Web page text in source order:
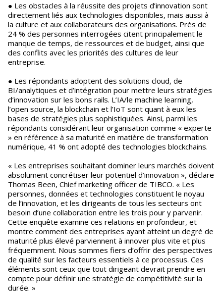
● Les obstacles à la réussite des projets d’innovation sont
directement liés aux technologies disponibles, mais aussi à
la culture et aux collaborateurs des organisations. Près de
24 % des personnes interrogées citent principalement le
manque de temps, de ressources et de budget, ainsi que
des conflits avec les priorités des cultures de leur
entreprise.
● Les répondants adoptent des solutions cloud, de
BI/analytiques et d’intégration pour mettre leurs stratégies
d’innovation sur les bons rails. L’IA/le machine learning,
l’open source, la blockchain et l’IoT sont quant à eux les
bases de stratégies plus sophistiquées. Ainsi, parmi les
répondants considérant leur organisation comme « experte
» en référence à sa maturité en matière de transformation
numérique, 41 % ont adopté des technologies blockchains.
« Les entreprises souhaitant dominer leurs marchés doivent
absolument concrétiser leur potentiel d’innovation », déclare
Thomas Been, Chief marketing officer de TIBCO. « Les
personnes, données et technologies constituent le noyau
de l’innovation, et les dirigeants de tous les secteurs ont
besoin d’une collaboration entre les trois pour y parvenir.
Cette enquête examine ces relations en profondeur, et
montre comment des entreprises ayant atteint un degré de
maturité plus élevé parviennent à innover plus vite et plus
fréquemment. Nous sommes fiers d’offrir des perspectives
de qualité sur les facteurs essentiels à ce processus. Ces
éléments sont ceux que tout dirigeant devrait prendre en
compte pour définir une stratégie de compétitivité sur la
durée. »